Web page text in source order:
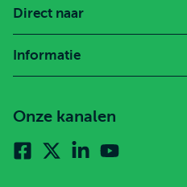
Direct naar
Informatie
Onze kanalen
Facebook Linkedin